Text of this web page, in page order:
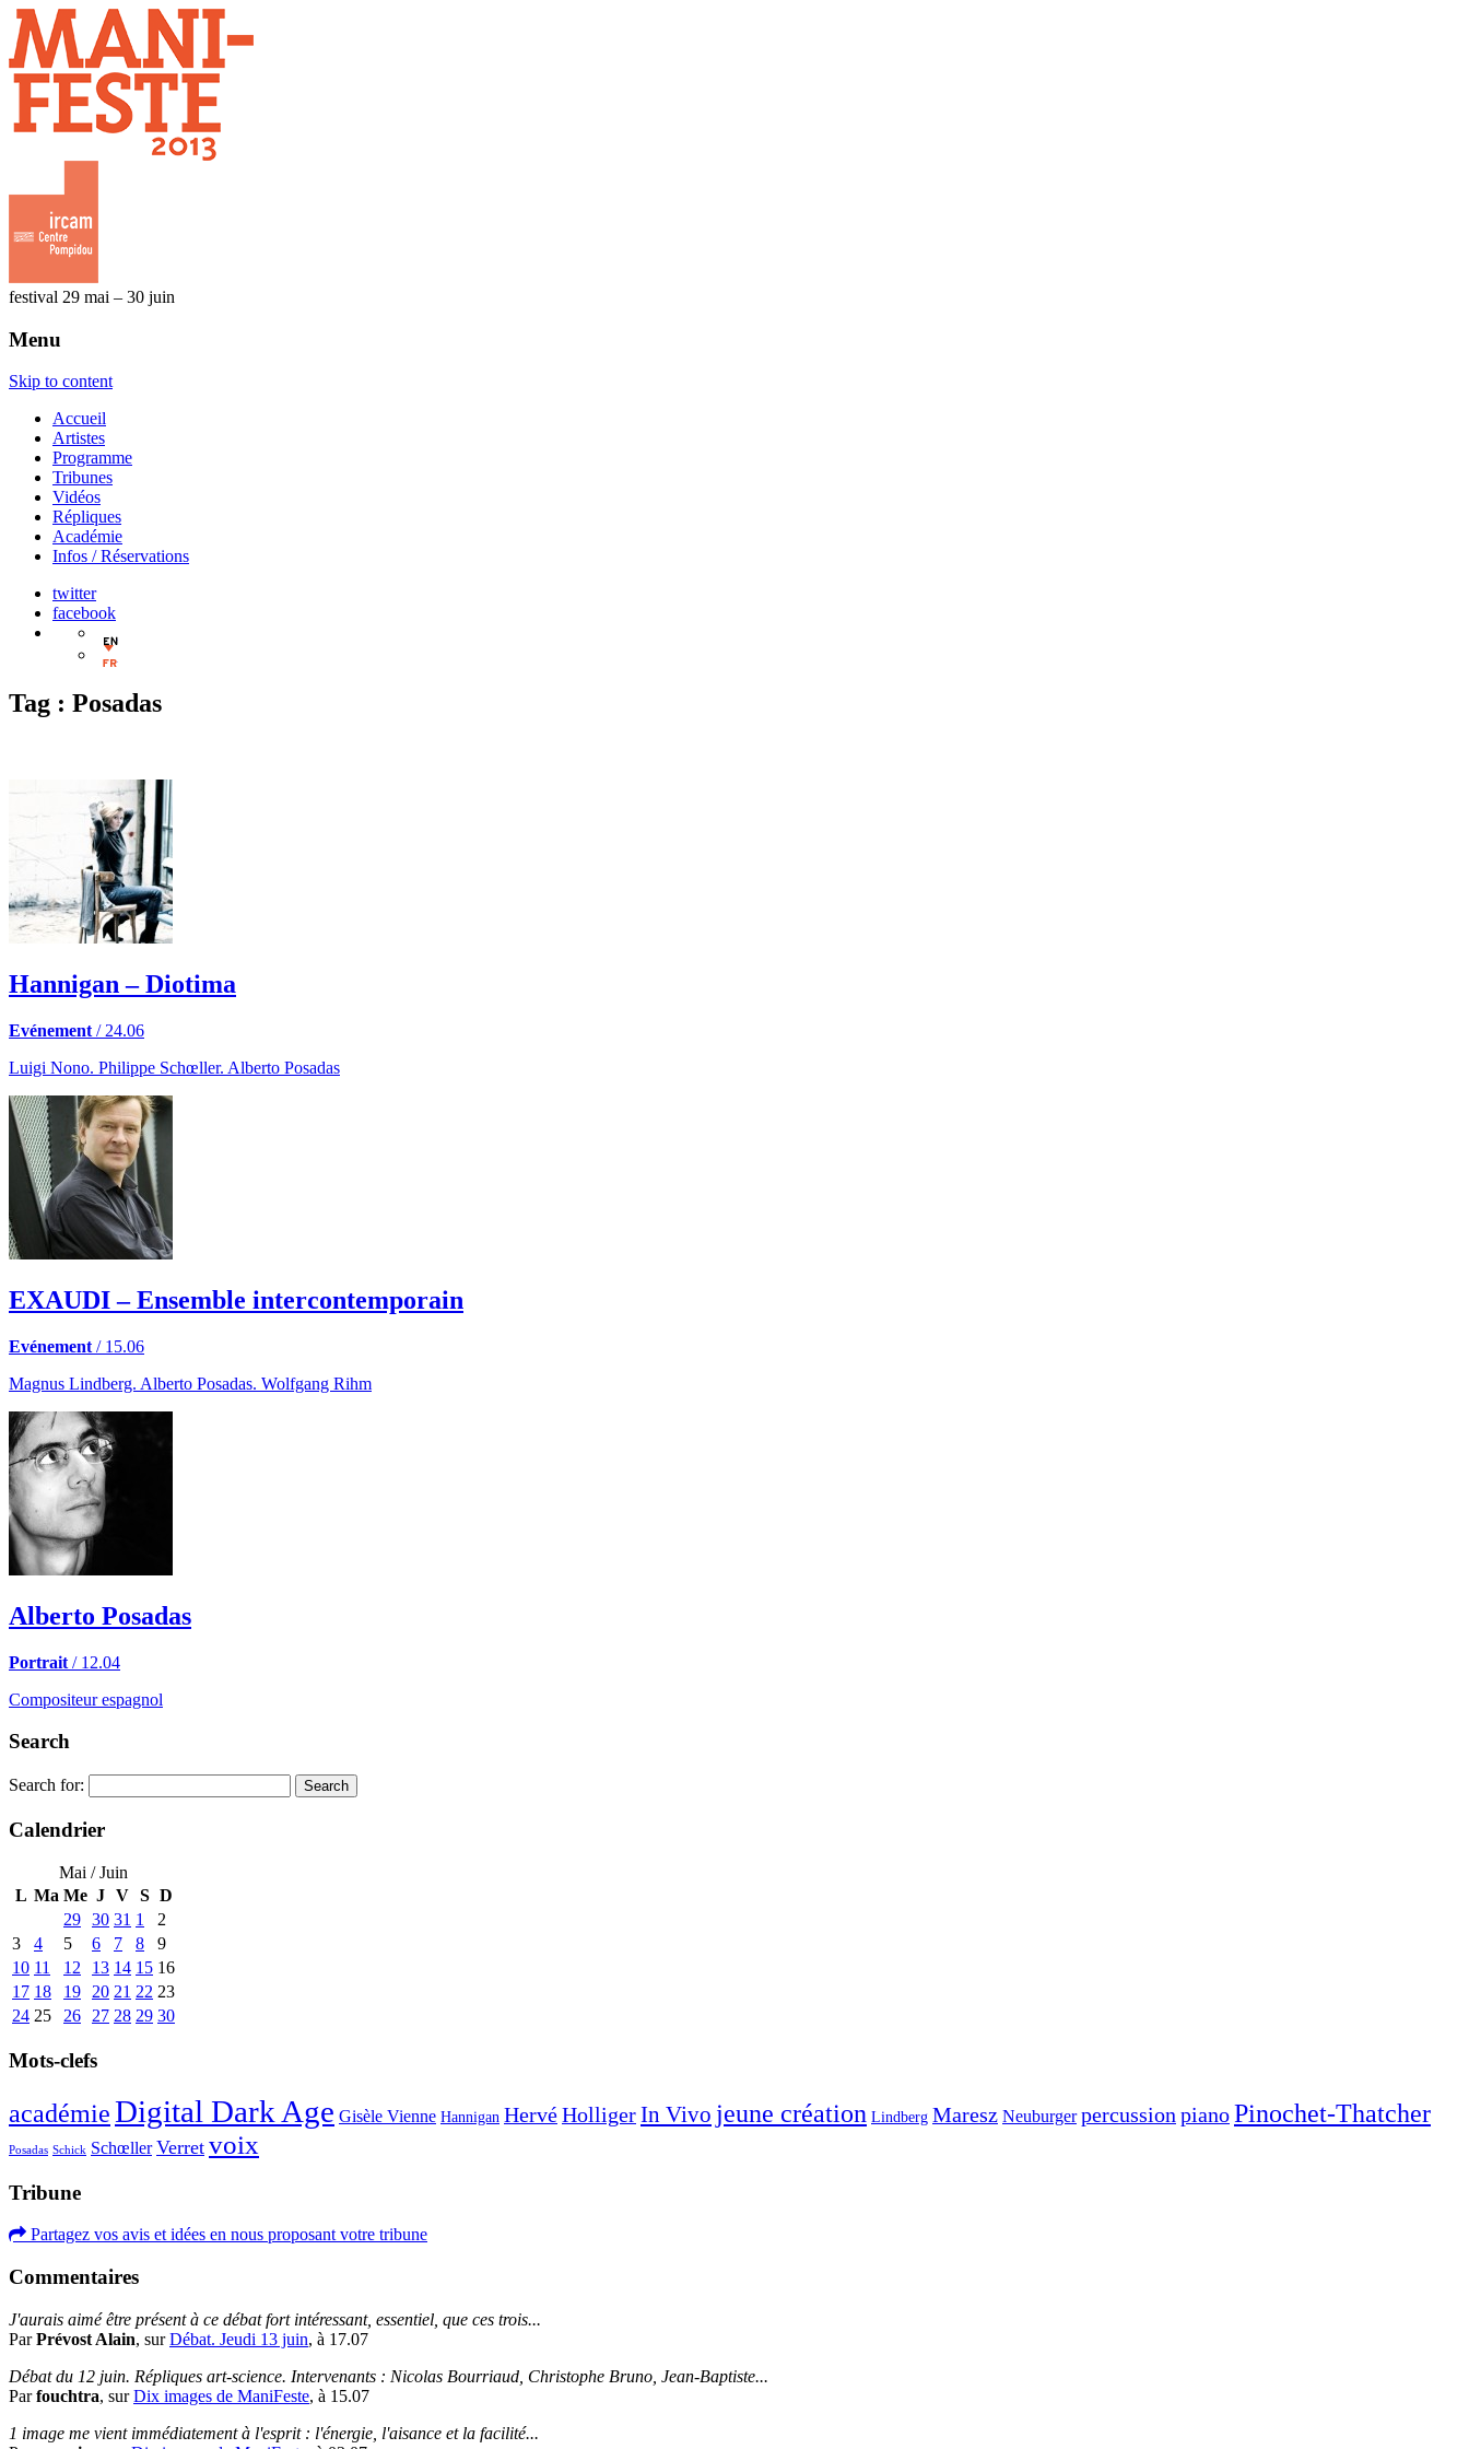
festival 29 mai – 30 juin
Menu
Skip to content
Accueil
Artistes
Programme
Tribunes
Vidéos
Répliques
Académie
Infos / Réservations
twitter
facebook
English
Tag : Posadas
Hannigan – Diotima
Evénement / 24.06
Luigi Nono. Philippe Schœller. Alberto Posadas
EXAUDI – Ensemble intercontemporain
Evénement / 15.06
Magnus Lindberg. Alberto Posadas. Wolfgang Rihm
Alberto Posadas
Portrait / 12.04
Compositeur espagnol
Search
Search for:
Calendrier
Mai / Juin
L Ma Me J V S D
29 30 31 1
2
3
4 5 6 7 8
9
10 11 12 13 14 15 16
17 18 19 20 21 22 23
24 25 26 27 28 29 30
Mots-clefs
académieDigital Dark Age Gisèle Vienne Hannigan HervéHolligerIn Vivo jeune création Lindberg Maresz Neuburger percussion pianoPinochet-Thatcher
Posadas Schick Schœller Verret voix
Tribune
Partagez vos avis et idées en nous proposant votre tribune
Commentaires
J'aurais aimé être présent à ce débat fort intéressant, essentiel, que ces trois...
ParPrévost Alain, surDébat. Jeudi 13 juin, à 17.07
Débat du 12 juin. Répliques art-science. Intervenants : Nicolas Bourriaud, Christophe Bruno, Jean-Baptiste...
Parfouchtra, surDix images de ManiFeste, à 15.07
1 image me vient immédiatement à l'esprit : l'énergie, l'aisance et la facilité...